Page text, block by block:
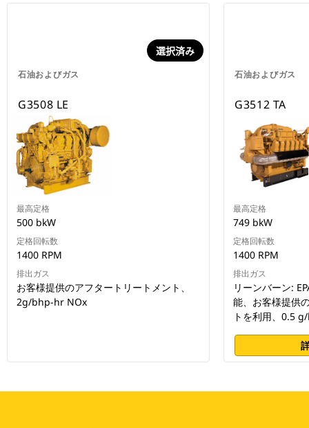
石油およびガス
選択済み
G3508 LE
最高定格
500 bkW
定格回転数
1400 RPM
排出ガス
お客様提供のアフタートリートメント、
2g/bhp-hr NOx
石油およびガス
G3512 TA
最高定格
749 bkW
定格回転数
1400 RPM
排出ガス
リーンバーン:
能、お客様提供
トを利用、0.5